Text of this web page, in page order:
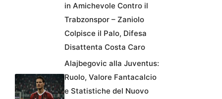
in Amichevole Contro il
Trabzonspor – Zaniolo
Colpisce il Palo, Difesa
Disattenta Costa Caro
Alajbegovic alla Juventus:
Ruolo, Valore Fantacalcio
e Statistiche del Nuovo